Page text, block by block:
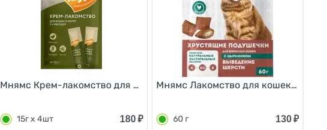
15г х 4шт
с Тунцом Кацуо и Креветками 15г х 4шт
Мнямс Крем-лакомство для кошек с Уткой и Тунцом Кацуо 15г х 4шт
15г х 4шт 180 ₽
Мнямс Лакомство для кошек
60 г 130₽